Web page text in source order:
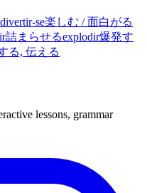
divertir-se楽しむ / 面白がる
詰まらせるexplodir爆発す
る, 伝える
lessons, grammar